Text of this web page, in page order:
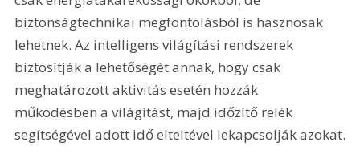
biztonságtechnikai megfontolásból is hasznosak
lehetnek. Az intelligens világítási rendszerek
biztosítják a lehetőségét annak, hogy csak
meghatározott aktivitás esetén hozzák
működésben a világítást, majd időzítő relék
segítségével adott idő elteltével lekapcsolják azokat.